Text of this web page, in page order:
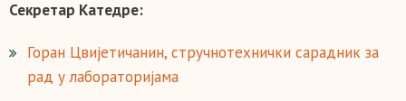
Секретар Катедре:
Горан Цвијетичанин, стручнотехнички сарадник за
рад у лабораторијама